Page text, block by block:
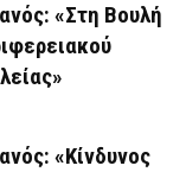
«Στη Βουλή
«Κίνδυνος